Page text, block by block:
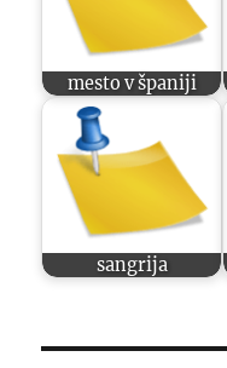
mesto v španiji
sangrija